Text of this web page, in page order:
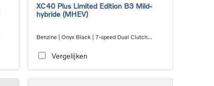
XC40 Plus Limited Edition B3 Mild-
hybride (MHEV)
Benzine | Onyx Black | 7-speed Dual Clutch
Vergelijken